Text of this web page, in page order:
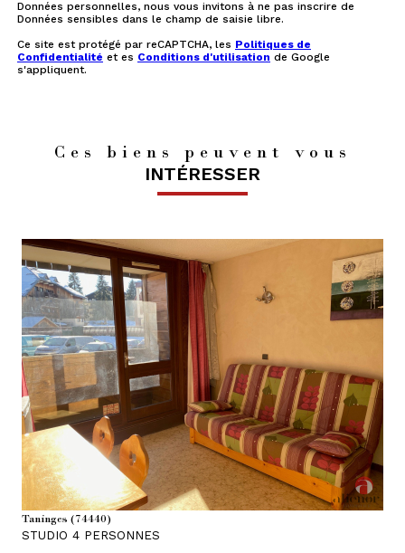
Données personnelles, nous vous invitons à ne pas inscrire de
Données sensibles dans le champ de saisie libre.
Ce site est protégé par reCAPTCHA, les Politiques de
Confidentialité et es Conditions d'utilisation de Google
s'appliquent.
Ces biens peuvent vous
INTÉRESSER
voir le bien
Taninges (74440)
STUDIO 4 PERSONNES